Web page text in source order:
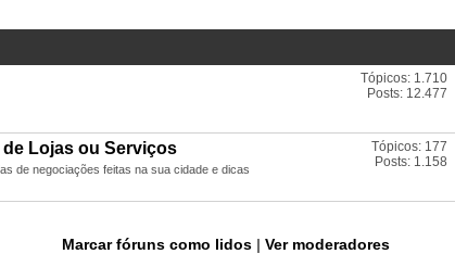
Tópicos: 1.710
Posts: 12.477
Lojas ou Serviços
de negociações feitas na sua cidade e dicas
Tópicos: 177
Posts: 1.158
Marcar fóruns como lidos | Ver moderadores